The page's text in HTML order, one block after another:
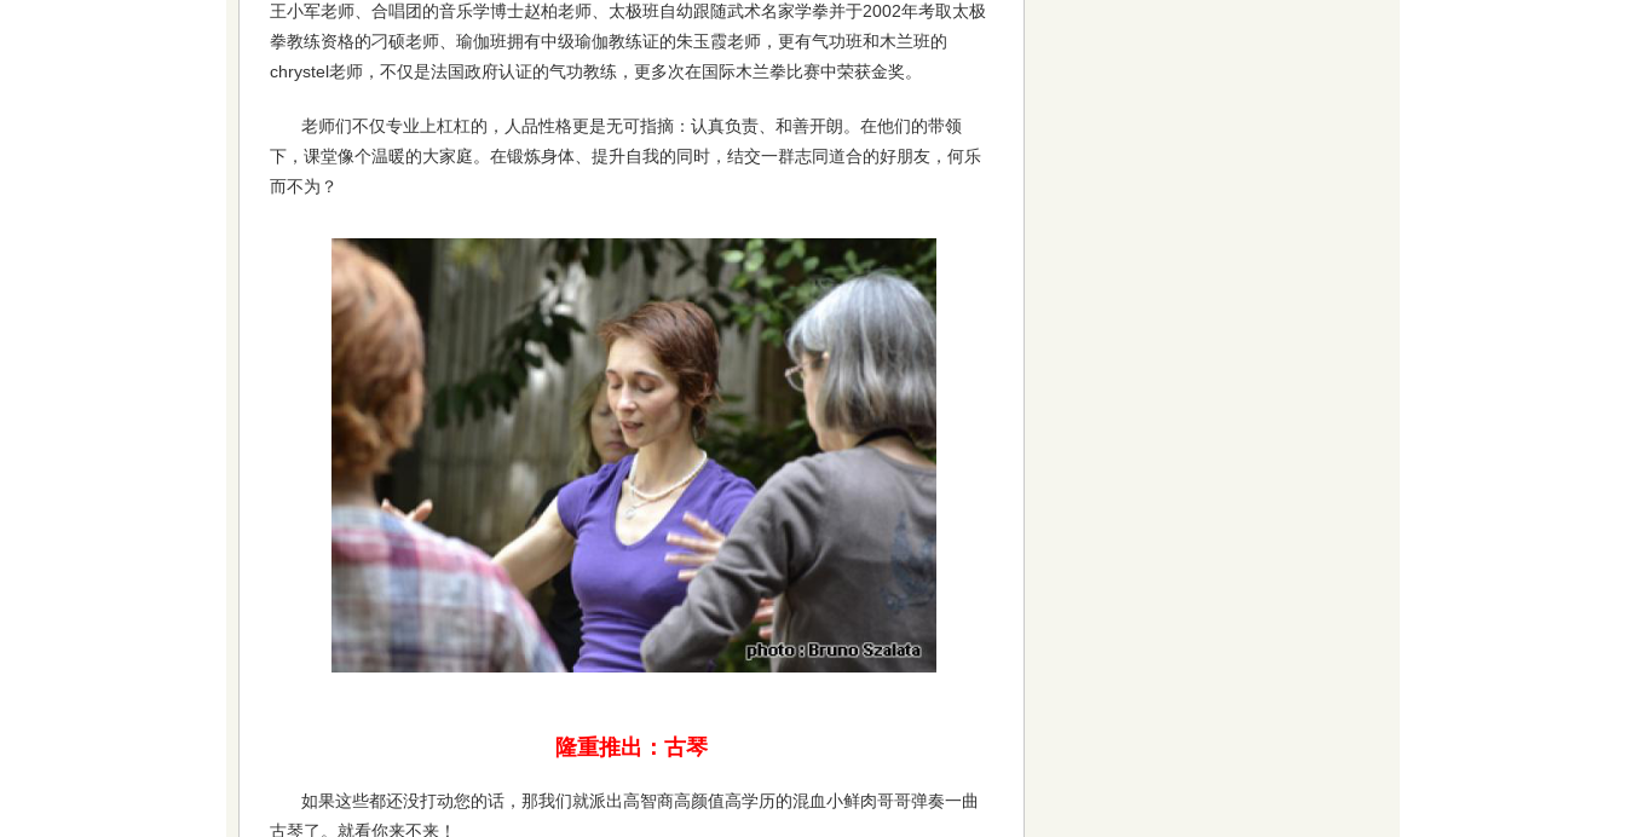
王小军老师、合唱团的音乐学博士赵柏老师、太极班自幼跟随武术名家学拳并于2002年考取太极
拳教练资格的刁硕老师、瑜伽班拥有中级瑜伽教练证的朱玉霞老师，更有气功班和木兰班的
chrystel老师，不仅是法国政府认证的气功教练，更多次在国际木兰拳比赛中荣获金奖。
老师们不仅专业上杠杠的，人品性格更是无可指摘：认真负责、和善开朗。在他们的带领
下，课堂像个温暖的大家庭。在锻炼身体、提升自我的同时，结交一群志同道合的好朋友，何乐
而不为？
隆重推出：古琴
如果这些都还没打动您的话，那我们就派出高智商高颜值高学历的混血小鲜肉哥哥弹奏一曲
古琴了。就看你来不来！